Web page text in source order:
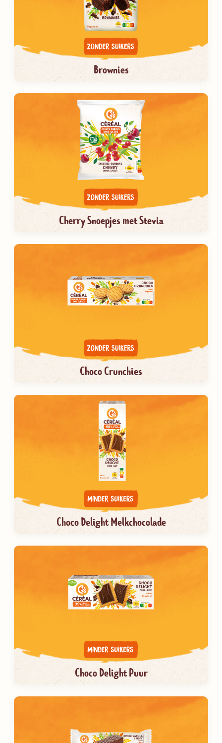
Brownies
Cherry Snoepjes met Stevia
Choco Crunchies
Choco Delight Melkchocolade
Choco Delight Puur